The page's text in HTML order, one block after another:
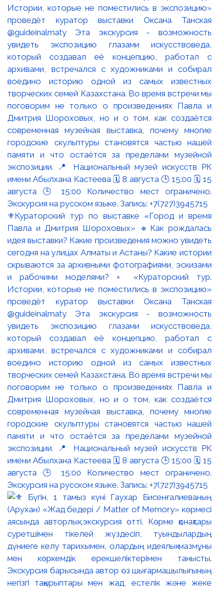
⚜️Кураторский тур по выставке «Город и время
Павла и Дмитрия Шороховых» 🔹Как рождалась
идея выставки? Какие произведения можно увидеть
сегодня на улицах Алматы и Астаны? Какие истории
скрываются за архивными фотографиями, эскизами
и рабочими моделями? ▫️ «Кураторский тур.
Истории, которые не поместились в экспозицию»
проведёт куратор выставки Оксана Танская
@guideinalmaty Эта экскурсия - возможность
увидеть экспозицию глазами искусствоведа,
который создавал её концепцию, работал с
архивами, встречался с художниками и собирал
воедино историю одной из самых известных
творческих семей Казахстана. Во время встречи мы
поговорим не только о произведениях Павла и
Дмитрия Шороховых, но и о том, как создаётся
современная музейная выставка, почему многие
городские скульптуры становятся частью нашей
памяти и что остаётся за пределами музейной
экспозиции. 📍 Национальный музей искусств РК
имени Абылхана Кастеева 🗓 8 августа 🕒 15:00 🗓 15
августа 🕒 15:00 Количество мест ограничено.
Экскурсия на русском языке. Запись: +7(727)3945715